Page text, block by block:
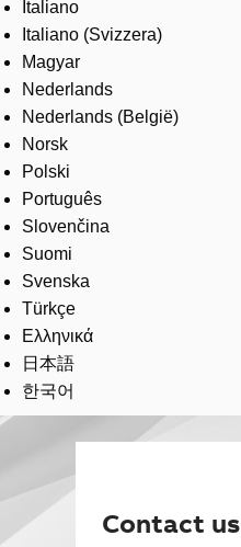
Italiano
Italiano (Svizzera)
Magyar
Nederlands
Nederlands (België)
Norsk
Polski
Português
Slovenčina
Suomi
Svenska
Türkçe
Ελληνικά
日本語
한국어
Contact us